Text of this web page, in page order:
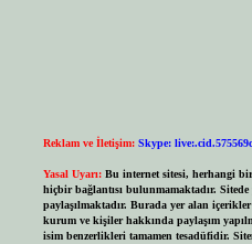
Reklam ve İletişim: Skype:
Yasal Uyarı: Bu internet sitesi, herhangi
hiçbir bağlantısı bulunmamaktadır. Sitede
paylaşılmaktadır. Burada yer alan
kurum ve kişiler hakkında paylaşım
isim benzerlikleri tamamen tesadüfidir.